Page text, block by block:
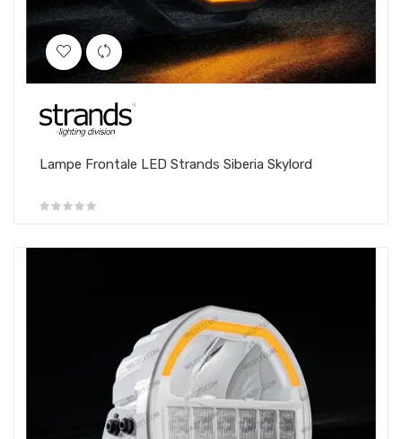
Lampe Frontale LED Strands Siberia Skylord